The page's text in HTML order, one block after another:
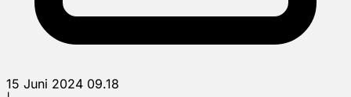
15 Juni 2024 09.18